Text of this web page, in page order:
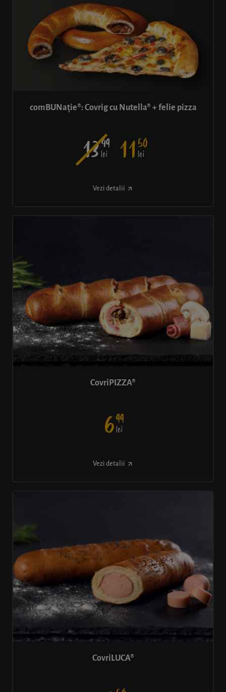
comBUNație®: Covrig cu Nutella® + felie pizza
1349
lei 1150
lei
Vezi detalii
CovriPIZZA®
699
lei
Vezi detalii
CovriLUCA®